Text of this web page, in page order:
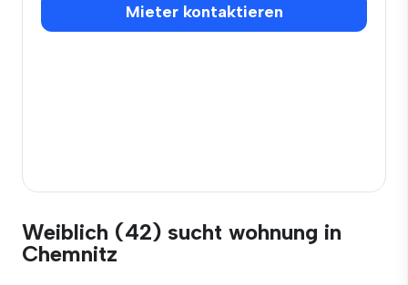
Mieter kontaktieren
Weiblich (42) sucht wohnung in
Chemnitz